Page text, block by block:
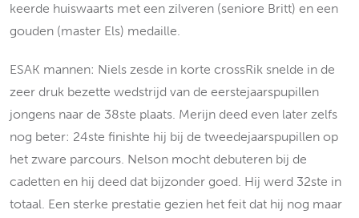
keerde huiswaarts met een zilveren (seniore Britt) en een
gouden (master Els) medaille.
ESAK mannen: Niels zesde in korte crossRik snelde in de
zeer druk bezette wedstrijd van de eerstejaarspupillen
jongens naar de 38ste plaats. Merijn deed even later zelfs
nog beter: 24ste finishte hij bij de tweedejaarspupillen op
het zware parcours. Nelson mocht debuteren bij de
cadetten en hij deed dat bijzonder goed. Hij werd 32ste in
totaal. Een sterke prestatie gezien het feit dat hij nog maar